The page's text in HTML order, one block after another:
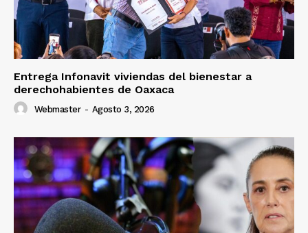
Entrega Infonavit viviendas del bienestar a
derechohabientes de Oaxaca
Webmaster - Agosto 3, 2026